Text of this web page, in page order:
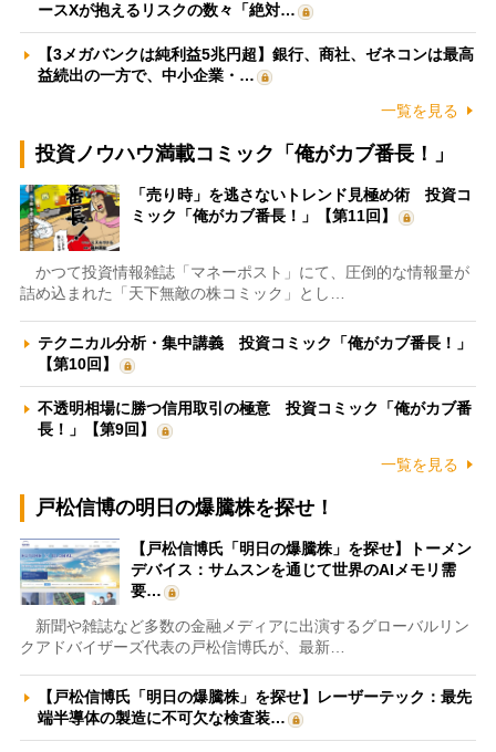
ースXが抱えるリスクの数々「絶対…
【3メガバンクは純利益5兆円超】銀行、商社、ゼネコンは最高
益続出の一方で、中小企業・…
一覧を見る
投資ノウハウ満載コミック「俺がカブ番長！」
「売り時」を逃さないトレンド見極め術 投資コ
ミック「俺がカブ番長！」【第11回】
かつて投資情報雑誌「マネーポスト」にて、圧倒的な情報量が
詰め込まれた「天下無敵の株コミック」とし…
テクニカル分析・集中講義 投資コミック「俺がカブ番長！」
【第10回】
不透明相場に勝つ信用取引の極意 投資コミック「俺がカブ番
長！」【第9回】
一覧を見る
戸松信博の明日の爆騰株を探せ！
【戸松信博氏「明日の爆騰株」を探せ】トーメン
デバイス：サムスンを通じて世界のAIメモリ需
要…
新聞や雑誌など多数の金融メディアに出演するグローバルリン
クアドバイザーズ代表の戸松信博氏が、最新…
【戸松信博氏「明日の爆騰株」を探せ】レーザーテック：最先
端半導体の製造に不可欠な検査装…